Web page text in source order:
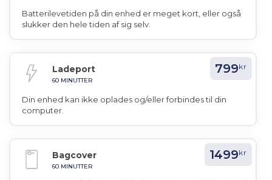
Batterilevetiden på din enhed er meget kort, eller også
slukker den hele tiden af sig selv.
Ladeport
60 MINUTTER
799kr
Din enhed kan ikke oplades og/eller forbindes til din
computer.
Bagcover
60 MINUTTER
1499kr